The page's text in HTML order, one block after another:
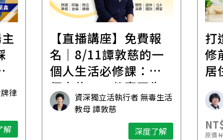
活
解
打造安心住的家｜裝
修前必懂！住到老的
居住規劃全攻略
林黛羚
深度了解
遺
財
產
原價